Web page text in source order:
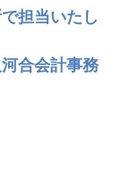
担当いたし
合会計事務